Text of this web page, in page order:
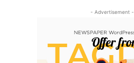
- Advertisement -